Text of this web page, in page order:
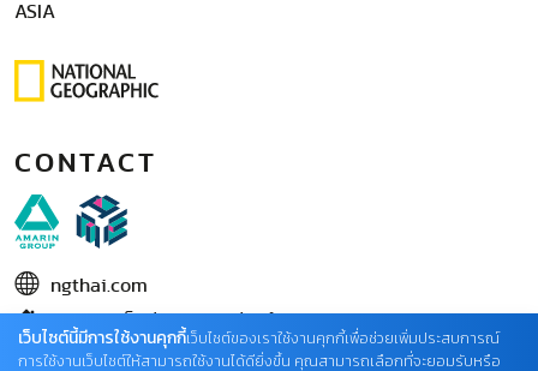
ASIA
CONTACT
ngthai.com
บริษัท เอเอ็มอี อิมเมจิเนทีฟ จำกัด
ในเครือ บริษัท อมรินทร์ คอร์เปอเรชั่นส์ จำกัด (มหาชน)
เว็บไซต์นี้มีการใช้งานคุกกี้เว็บไซต์ของเราใช้งานคุกกี้เพื่อช่วยเพิ่มประสบการณ์
การใช้งานเว็บไซต์ให้สามารถใช้งานได้ดียิ่งขึ้น คุณสามารถเลือกที่จะยอมรับหรือ